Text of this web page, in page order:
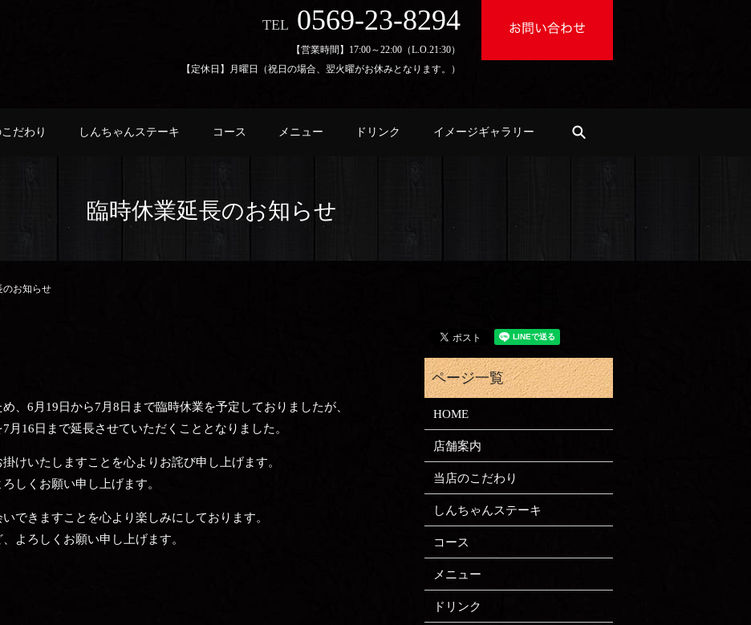
TEL 0569-23-8294
【営業時間】 17:00～22:00（L.O.21:30）
【定休日】
月曜日（祝日の場合、翌火曜がお休みとなります。）
だわり しんちゃんステーキ コース メニュー ドリンク イメージギャラリー
臨時休業延長のお知らせ
のお知らせ
、6月19日から7月8日まで臨時休業を予定しておりましたが、
月16日まで延長させていただくこととなりました。
けいたしますことを心よりお詫び申し上げます。
しくお願い申し上げます。
できますことを心より楽しみにしております。
よろしくお願い申し上げます。
HOME
店舗案内
当店のこだわり
しんちゃんステーキ
コース
メニュー
ドリンク